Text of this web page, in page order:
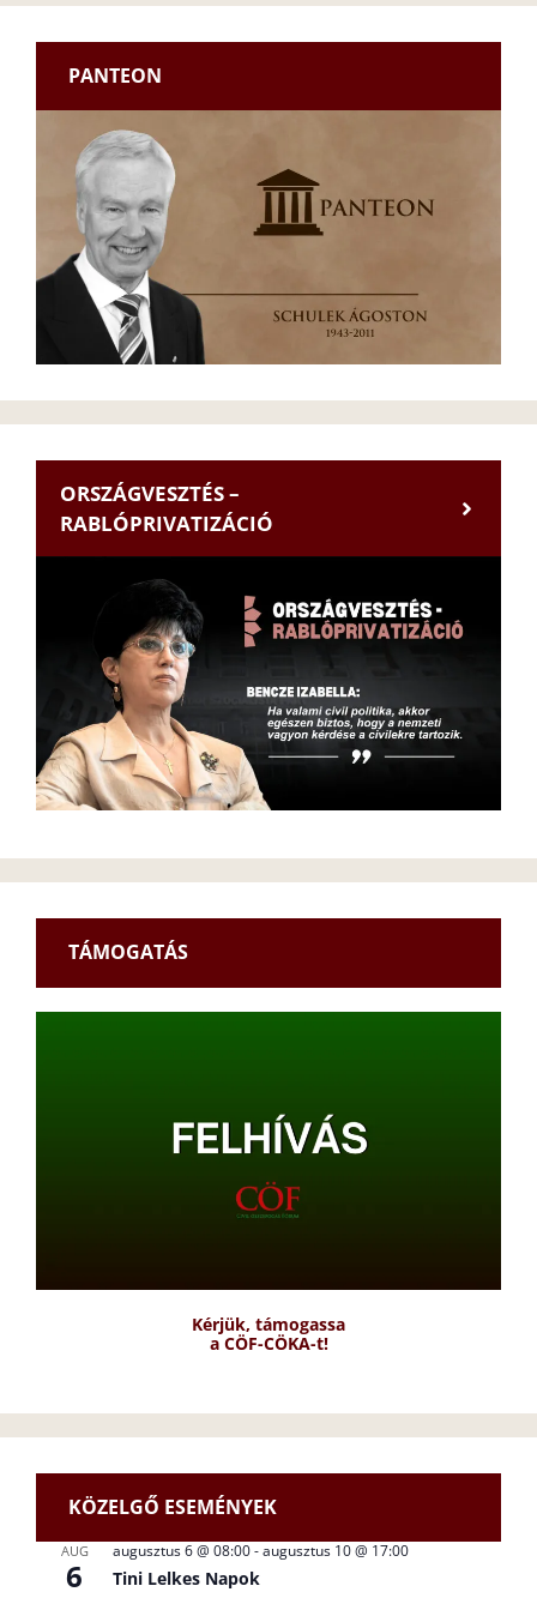
PANTEON
ORSZÁGVESZTÉS –
RABLÓPRIVATIZÁCIÓ
TÁMOGATÁS
Kérjük, támogassa
a CÖF-CÖKA-t!
KÖZELGŐ ESEMÉNYEK
AUG
6
augusztus 6 @ 08:00-augusztus 10 @ 17:00
Tini Lelkes Napok